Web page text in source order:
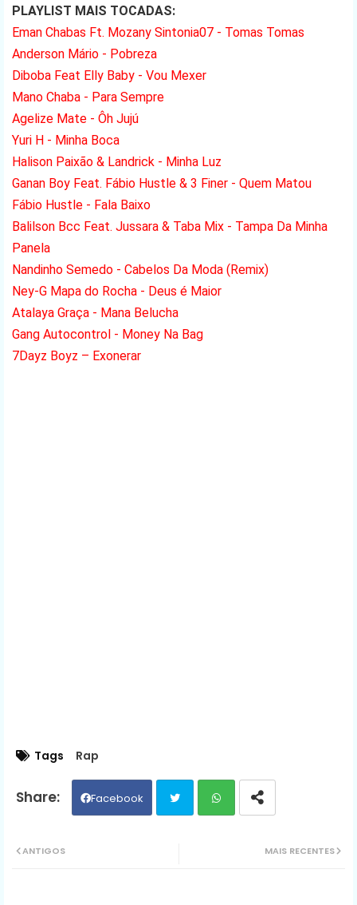
PLAYLIST MAIS TOCADAS:
Eman Chabas Ft. Mozany Sintonia07 - Tomas Tomas
Anderson Mário - Pobreza
Diboba Feat Elly Baby - Vou Mexer
Mano Chaba - Para Sempre
Agelize Mate - Ôh Jujú
Yuri H - Minha Boca
Halison Paixão & Landrick - Minha Luz
Ganan Boy Feat. Fábio Hustle & 3 Finer - Quem Matou
Fábio Hustle - Fala Baixo
Balilson Bcc Feat. Jussara & Taba Mix - Tampa Da Minha
Panela
Nandinho Semedo - Cabelos Da Moda (Remix)
Ney-G Mapa do Rocha - Deus é Maior
Atalaya Graça - Mana Belucha
Gang Autocontrol - Money Na Bag
7Dayz Boyz – Exonerar
Tags Rap
Facebook
MAIS RECENTES
ANTIGOS